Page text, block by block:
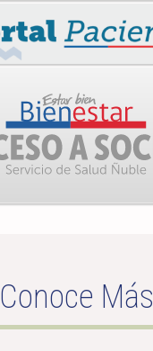
Conoce Más